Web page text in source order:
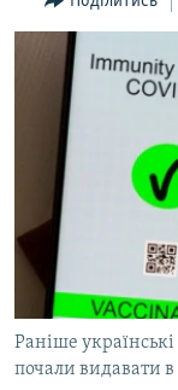
до
пошукуІНТЕРВ'Ю
ВСЕ ЗА ДЕНЬ
СПЕЦПРОЕКТИ
ДЕПОРТАЦІЯ
ВІДЕОУРОКИ
СВІДЧЕННЯ
УКРАЇНСЬКА
ІНФОГРАФІКА
ЯК ОБІЙТИ
Русский
Qırımtatar
ДОЛУЧАЙСЯ!
Раніше
почали видавати в